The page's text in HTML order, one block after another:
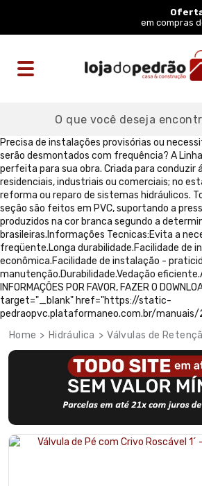
Precisa de instalações provisórias ou
serão desmontados com frequência? A
perfeita para sua obra. Criada para conduzir
residenciais, industriais ou comerciais; no
reforma ou reparo de sistemas hidráulicos.
seção são feitos em PVC, suportando a
produzidos na cor branca segundo a
brasileiras.Informações Tecnicas:Evita a
freqüente.Longa durabilidade.Facilidade de
econômica.Facilidade de instalação -
manutenção.Durabilidade.Vedação
INFORMAÇÕES POR FAVOR, FAZER O
target="_blank" href="https://static-
pedraopvc.plataformaneo.com.br/manuais/
em compras
Hidráulica Válvulas de